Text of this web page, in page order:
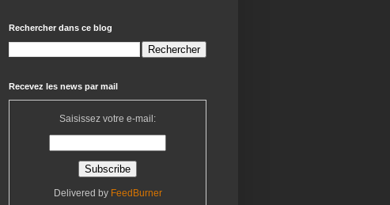
Rechercher dans ce blog
Recevez les news par mail
Saisissez votre e-mail:
Delivered by FeedBurner